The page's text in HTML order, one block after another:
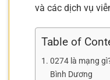
và các dịch vụ
Table of
0274 là mạng
Bình Dương